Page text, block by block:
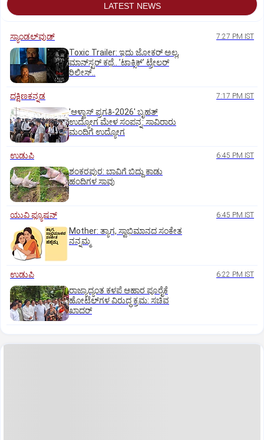
LATEST NEWS
ಸ್ಯಾಂಡಲ್‌ವುಡ್‌ 7:27 PM IST
Toxic Trailer: ಇದು ಜೋಕರ್‌ ಅಲ್ಲ,
ಮಾನ್‌ಸ್ಟರ್‌ ಕಥೆ.. ʼಟಾಕ್ಸಿಕ್‌ʼ ಟ್ರೇಲರ್‌
ರಿಲೀಸ್..
ದಕ್ಷಿಣಕನ್ನಡ 7:17 PM IST
'ಆಳ್ವಾಸ್‌ ಪ್ರಗತಿ-2026' ಬೃಹತ್
ಉದ್ಯೋಗ ಮೇಳ ಸಂಪನ್ನ: ಸಾವಿರಾರು
ಮಂದಿಗೆ ಉದ್ಯೋಗ
ಉಡುಪಿ 6:45 PM IST
ಶಂಕರಪುರ: ಬಾವಿಗೆ ಬಿದ್ದು ಕಾಡು
ಹಂದಿಗಳ ಸಾವು
ಯುವಿ ಫ್ಯೂಷನ್ 6:45 PM IST
Mother: ತ್ಯಾಗ, ಸ್ವಾಭಿಮಾನದ ಸಂಕೇತ
ನನ್ನಮ್ಮ
ಉಡುಪಿ 6:22 PM IST
ರಾಜ್ಯಾದ್ಯಂತ ಕಳಪೆ ಆಹಾರ ಪೂರೈಕೆ
ಹೋಟೆಲ್‌ಗಳ ವಿರುದ್ಧ ಕ್ರಮ: ಸಚಿವ
ಖಾದರ್